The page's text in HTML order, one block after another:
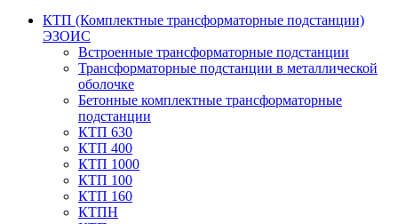
КТП (Комплектные трансформаторные подстанции)
ЭЗОИС
Встроенные трансформаторные подстанции
Трансформаторные подстанции в металлической
оболочке
Бетонные комплектные трансформаторные
подстанции
КТП 630
КТП 400
КТП 1000
КТП 100
КТП 160
КТПН